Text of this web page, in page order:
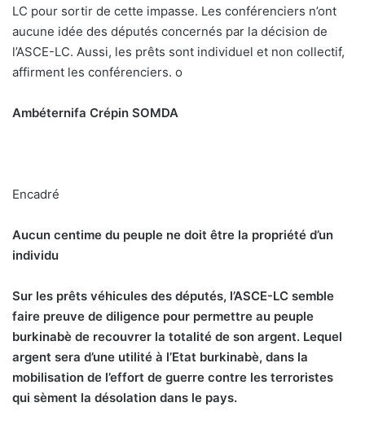
LC pour sortir de cette impasse. Les conférenciers n’ont
aucune idée des députés concernés par la décision de
l’ASCE-LC. Aussi, les prêts sont individuel et non collectif,
affirment les conférenciers. o
Ambéternifa Crépin SOMDA
Encadré
Aucun centime du peuple ne doit être la propriété d’un
individu
Sur les prêts véhicules des députés, l’ASCE-LC semble
faire preuve de diligence pour permettre au peuple
burkinabè de recouvrer la totalité de son argent. Lequel
argent sera d’une utilité à l’Etat burkinabè, dans la
mobilisation de l’effort de guerre contre les terroristes
qui sèment la désolation dans le pays.